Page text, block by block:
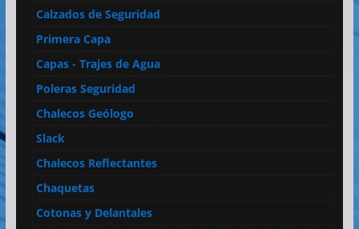
Calzados de Seguridad
Primera Capa
Capas - Trajes de Agua
Poleras Seguridad
Chalecos Geólogo
Slack
Chalecos Reflectantes
Chaquetas
Cotonas y Delantales